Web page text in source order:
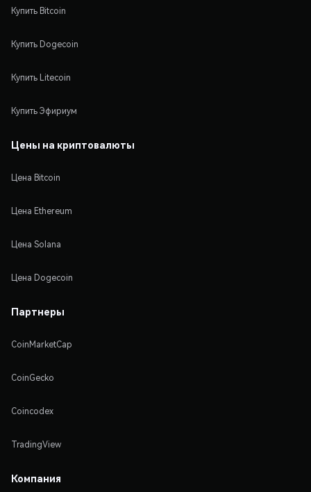
Купить Bitcoin
Купить Dogecoin
Купить Litecoin
Купить Эфириум
Цены на криптовалюты
Цена Bitcoin
Цена Ethereum
Цена Solana
Цена Dogecoin
Партнеры
CoinMarketCap
CoinGecko
Coincodex
TradingView
Компания